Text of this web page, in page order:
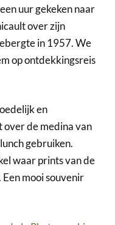
uur gekeken naar
over zijn
in 1957. We
op ontdekkingsreis
en
de medina van
gebruiken.
waar prints van de
mooi souvenir